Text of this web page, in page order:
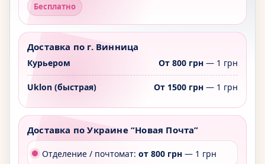
Бесплатно
Доставка по г. Винница
Курьером От 800 грн— 1 грн
Uklon (быстрая) От 1500 грн— 1 грн
Доставка по Украине “Новая Почта”
Отделение / почтомат: от 800 грн — 1 грн